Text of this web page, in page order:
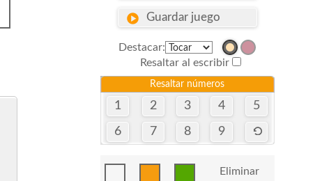
Guardar juego
Destacar:
Resaltar al escribir
Resaltar números
1 2 3 4 5
6 7 8 9
Eliminar